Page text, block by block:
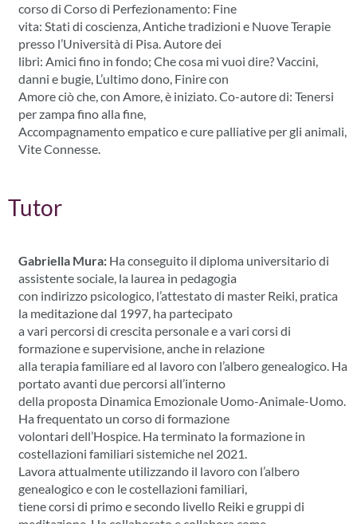
corso di Corso di Perfezionamento: Fine
vita: Stati di coscienza, Antiche tradizioni e Nuove Terapie
presso l’Università di Pisa. Autore dei
libri: Amici fino in fondo; Che cosa mi vuoi dire? Vaccini,
danni e bugie, L’ultimo dono, Finire con
Amore ciò che, con Amore, è iniziato. Co-autore di: Tenersi
per zampa fino alla fine,
Accompagnamento empatico e cure palliative per gli animali,
Vite Connesse.
Tutor
Gabriella Mura: Ha conseguito il diploma universitario di
assistente sociale, la laurea in pedagogia
con indirizzo psicologico, l’attestato di master Reiki, pratica
la meditazione dal 1997, ha partecipato
a vari percorsi di crescita personale e a vari corsi di
formazione e supervisione, anche in relazione
alla terapia familiare ed al lavoro con l’albero genealogico. Ha
portato avanti due percorsi all’interno
della proposta Dinamica Emozionale Uomo-Animale-Uomo.
Ha frequentato un corso di formazione
volontari dell’Hospice. Ha terminato la formazione in
costellazioni familiari sistemiche nel 2021.
Lavora attualmente utilizzando il lavoro con l’albero
genealogico e con le costellazioni familiari,
tiene corsi di primo e secondo livello Reiki e gruppi di